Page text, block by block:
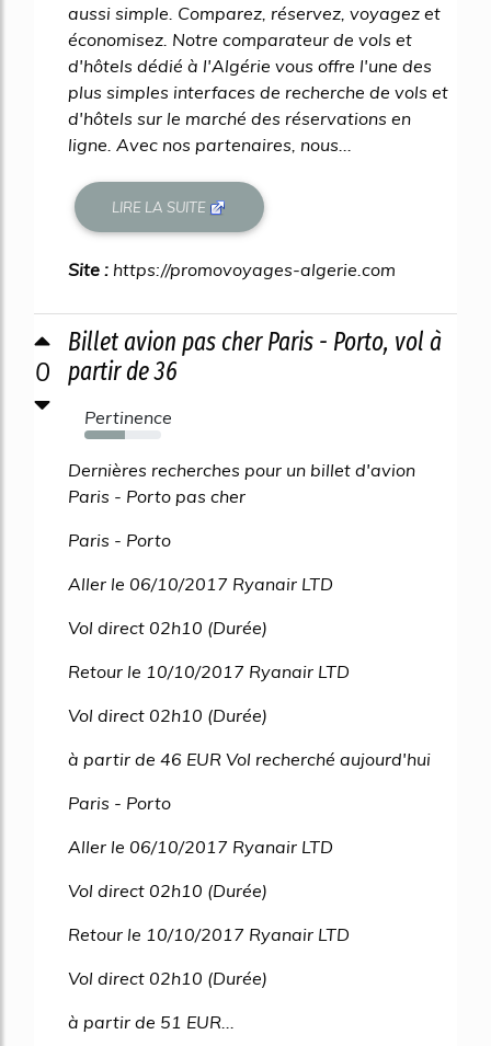
aussi simple. Comparez, réservez, voyagez et
économisez. Notre comparateur de vols et
d'hôtels dédié à l'Algérie vous offre l'une des
plus simples interfaces de recherche de vols et
d'hôtels sur le marché des réservations en
ligne. Avec nos partenaires, nous...
LIRE LA SUITE
Site : https://promovoyages-algerie.com
0
Billet avion pas cher Paris - Porto, vol à
partir de 36
Pertinence
53%
Dernières recherches pour un billet d'avion
Paris - Porto pas cher
Paris - Porto
Aller le 06/10/2017 Ryanair LTD
Vol direct 02h10 (Durée)
Retour le 10/10/2017 Ryanair LTD
Vol direct 02h10 (Durée)
à partir de 46 EUR Vol recherché aujourd'hui
Paris - Porto
Aller le 06/10/2017 Ryanair LTD
Vol direct 02h10 (Durée)
Retour le 10/10/2017 Ryanair LTD
Vol direct 02h10 (Durée)
à partir de 51 EUR...